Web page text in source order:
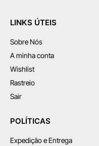
LINKS ÚTEIS
Sobre Nós
A minha conta
Wishlist
Rastreio
Sair
POLÍTICAS
Expedição e Entrega